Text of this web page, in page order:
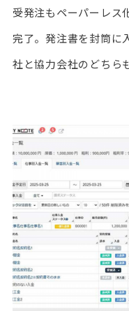
受発注もペーパーレス
完了。発注書を封筒に
社と協力会社のどちら